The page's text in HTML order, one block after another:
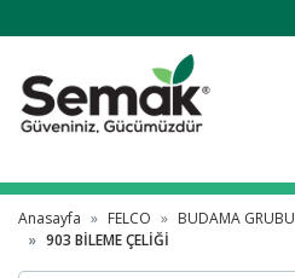
Anasayfa FELCO BUDAMA GRUBU
903 BİLEME ÇELİĞİ